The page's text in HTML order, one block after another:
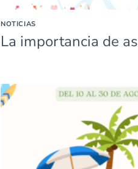
NOTICIAS
La importancia de